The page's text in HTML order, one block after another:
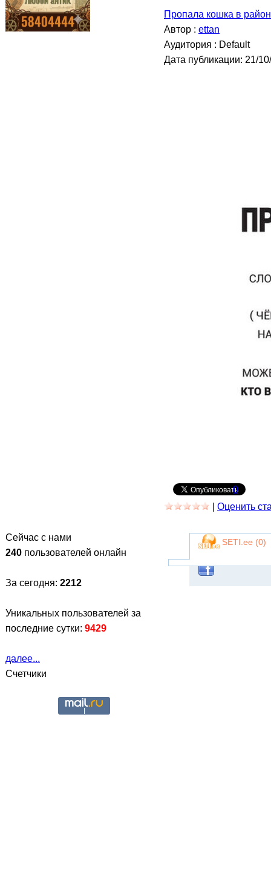
Сейчас с нами
240 пользователей онлайн
За сегодня: 2212
Уникальных пользователей за
последние сутки: 9429
далее...
Счетчики
Пропала кошка в
Автор : ettan
Аудитория : Default
Дата публикации: 21/
0
Оценить
SETI.ee (0)